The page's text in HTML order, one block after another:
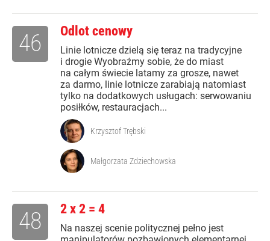
Odlot cenowy
Linie lotnicze dzielą się teraz na tradycyjne
i drogie Wyobraźmy sobie, że do miast
na całym świecie latamy za grosze, nawet
za darmo, linie lotnicze zarabiają natomiast
tylko na dodatkowych usługach: serwowaniu
posiłków, restauracjach...
46
Krzysztof Trębski
Małgorzata Zdziechowska
2 x 2 = 4
Na naszej scenie politycznej pełno jest
48